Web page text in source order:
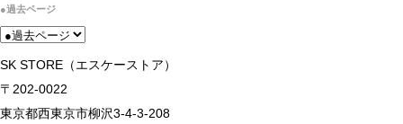
●過去ページ
SK STORE（エスケーストア）
〒202-0022
東京都西東京市柳沢3-4-3-208